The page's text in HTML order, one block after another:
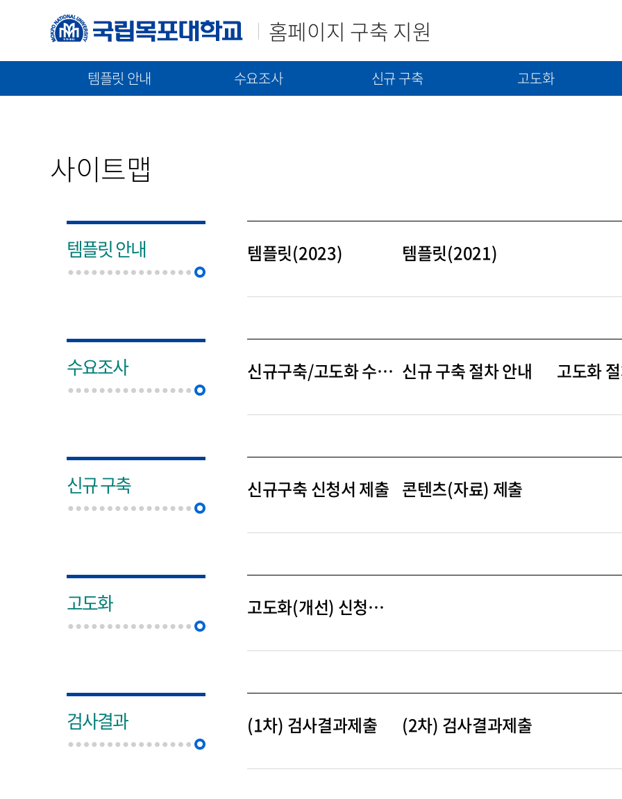
홈페이지 구축 지원
템플릿 안내 수요조사
수요조사 문서 제출
신규 구축 고도화
기능 매뉴얼
사이트맵
템플릿 안내 템플릿(2023) 템플릿(2021)
수요조사 신규구축/고도화 수요조사 신규 구축 절차 안내 고도화
신규 구축 신규구축 신청서 제출 콘텐츠(자료) 제출
고도화 고도화(개선) 신청서 제출
검사결과 (1차) 검사결과제출 (2차) 검사결과제출